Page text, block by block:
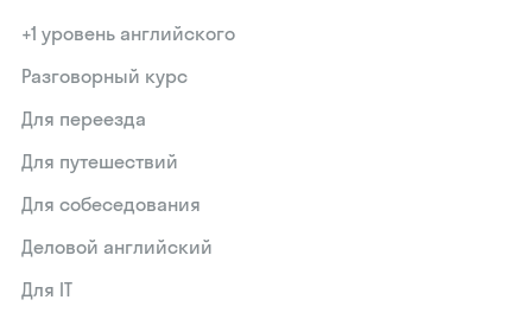
+1 уровень английского
Разговорный курс
Для переезда
Для путешествий
Для собеседования
Деловой английский
Для IT